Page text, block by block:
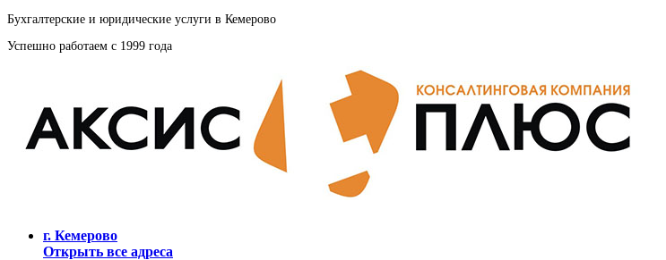
Бухгалтерские и юридические услуги в Кемерово
Успешно работаем с 1999 года
г. Кемерово
Открыть все адреса